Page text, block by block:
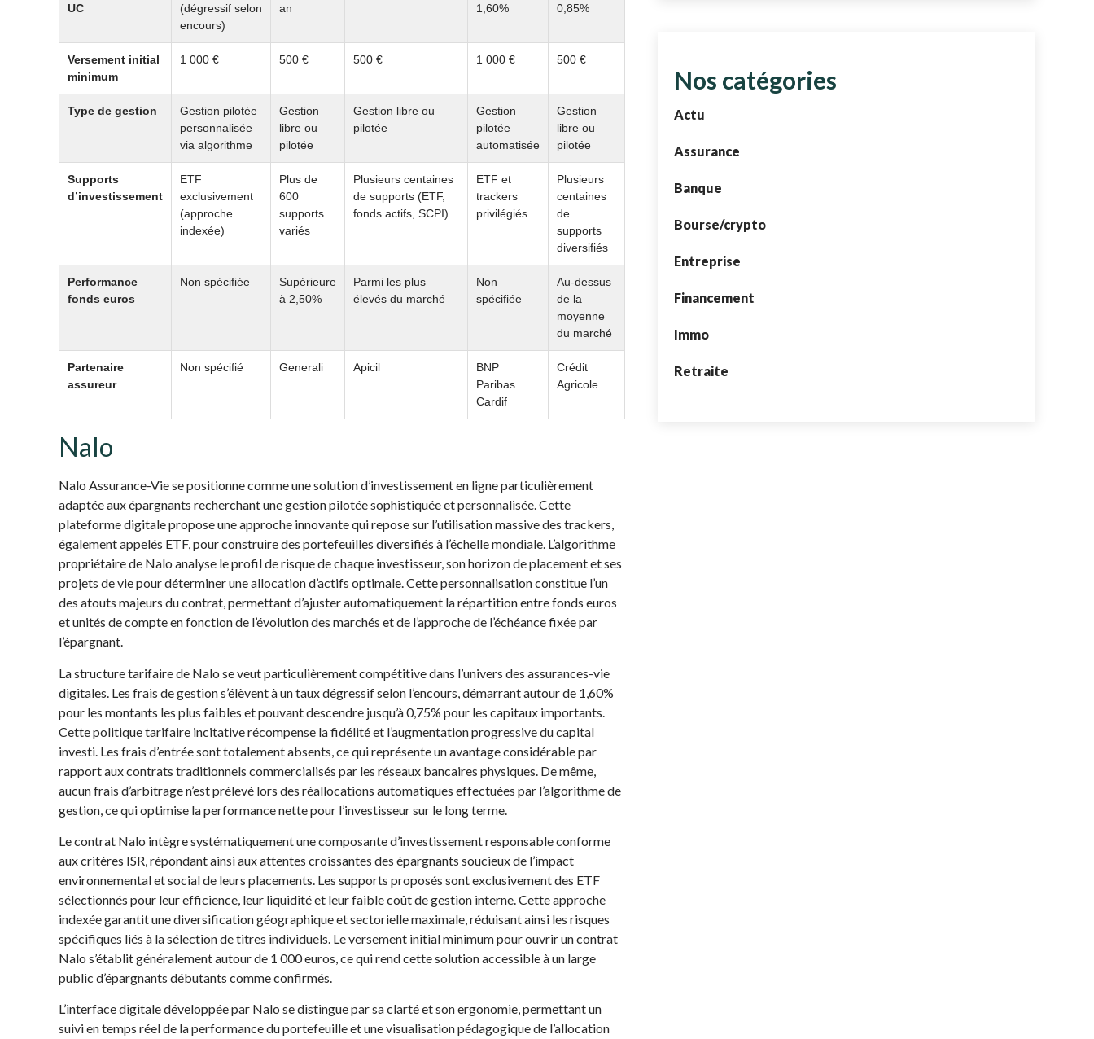
UC
(dégressif selon
encours)
an
1,60%
0,85%
Versement initial
minimum
1 000 € 500 € 500 € 1 000 € 500 €
Type de gestion
Gestion pilotée
personnalisée
via algorithme
Gestion
libre ou
pilotée
Gestion libre ou
pilotée
Gestion
pilotée
automatisée
Gestion
libre ou
pilotée
Supports
d’investissement
ETF
exclusivement
(approche
indexée)
Plus de
600
supports
variés
Plusieurs centaines
de supports (ETF,
fonds actifs, SCPI)
ETF et
trackers
privilégiés
Plusieurs
centaines
de
supports
diversifiés
Performance
fonds euros
Non spécifiée
Supérieure
à 2,50%
Parmi les plus
élevés du marché
Non
spécifiée
Au-dessus
de la
moyenne
du marché
Partenaire
assureur
Non spécifié Generali Apicil
BNP
Paribas
Cardif
Crédit
Agricole
Nalo
Nalo Assurance-Vie se positionne comme une solution d’investissement en ligne particulièrement
adaptée aux épargnants recherchant une gestion pilotée sophistiquée et personnalisée. Cette
plateforme digitale propose une approche innovante qui repose sur l’utilisation massive des trackers,
également appelés ETF, pour construire des portefeuilles diversifiés à l’échelle mondiale. L’algorithme
propriétaire de Nalo analyse le profil de risque de chaque investisseur, son horizon de placement et ses
projets de vie pour déterminer une allocation d’actifs optimale. Cette personnalisation constitue l’un
des atouts majeurs du contrat, permettant d’ajuster automatiquement la répartition entre fonds euros
et unités de compte en fonction de l’évolution des marchés et de l’approche de l’échéance fixée par
l’épargnant.
La structure tarifaire de Nalo se veut particulièrement compétitive dans l’univers des assurances-vie
digitales. Les frais de gestion s’élèvent à un taux dégressif selon l’encours, démarrant autour de 1,60%
pour les montants les plus faibles et pouvant descendre jusqu’à 0,75% pour les capitaux importants.
Cette politique tarifaire incitative récompense la fidélité et l’augmentation progressive du capital
investi. Les frais d’entrée sont totalement absents, ce qui représente un avantage considérable par
rapport aux contrats traditionnels commercialisés par les réseaux bancaires physiques. De même,
aucun frais d’arbitrage n’est prélevé lors des réallocations automatiques effectuées par l’algorithme de
gestion, ce qui optimise la performance nette pour l’investisseur sur le long terme.
Le contrat Nalo intègre systématiquement une composante d’investissement responsable conforme
aux critères ISR, répondant ainsi aux attentes croissantes des épargnants soucieux de l’impact
environnemental et social de leurs placements. Les supports proposés sont exclusivement des ETF
sélectionnés pour leur efficience, leur liquidité et leur faible coût de gestion interne. Cette approche
indexée garantit une diversification géographique et sectorielle maximale, réduisant ainsi les risques
spécifiques liés à la sélection de titres individuels. Le versement initial minimum pour ouvrir un contrat
Nalo s’établit généralement autour de 1 000 euros, ce qui rend cette solution accessible à un large
public d’épargnants débutants comme confirmés.
L’interface digitale développée par Nalo se distingue par sa clarté et son ergonomie, permettant un
suivi en temps réel de la performance du portefeuille et une visualisation pédagogique de l’allocation
Nos catégories
Actu
Assurance
Banque
Bourse/crypto
Entreprise
Financement
Immo
Retraite